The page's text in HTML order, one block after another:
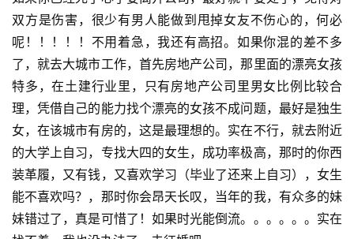
双方是伤害，很少有男人能做到甩掉女友不伤心的，何必
呢！！！！！不用着急，我还有高招。如果你混的差不多
了，就去大城市工作，首先房地产公司，那里面的漂亮女孩
特多，在土建行业里，只有房地产公司里男女比例比较合
理，凭借自己的能力找个漂亮的女孩不成问题，最好是独生
女，在该城市有房的，这是最理想的。实在不行，就去附近
的大学上自习，专找大四的女生，成功率极高，那时的你西
装革履，又有钱，又喜欢学习（毕业了还来上自习），女生
能不喜欢吗？，那时你会昂天长叹，当年的我，有众多的妹
妹错过了，真是可惜了！如果时光能倒流。。。。。。实在